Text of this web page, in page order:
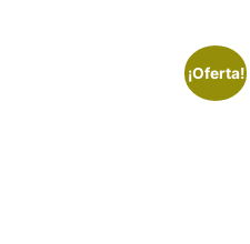
¡Oferta!